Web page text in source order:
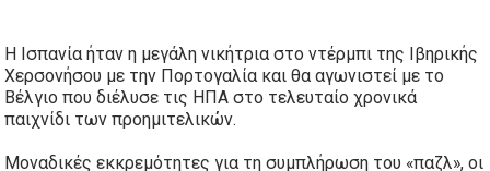
Η Ισπανία ήταν η μεγάλη νικήτρια στο ντέρμπι της Ιβηρικής
Χερσονήσου με την Πορτογαλία και θα αγωνιστεί με το
Βέλγιο που διέλυσε τις ΗΠΑ στο τελευταίο χρονικά
παιχνίδι των προημιτελικών.
Μοναδικές εκκρεμότητες για τη συμπλήρωση του «παζλ», οι